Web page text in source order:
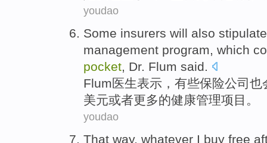
youdao
Some insurers will also
management program, which
pocket, Dr. Flum said.
Flum 医生表示， 有些保险公司 也
美元或者更多的健康管理项目 。
youdao
That way, whatever I buy free